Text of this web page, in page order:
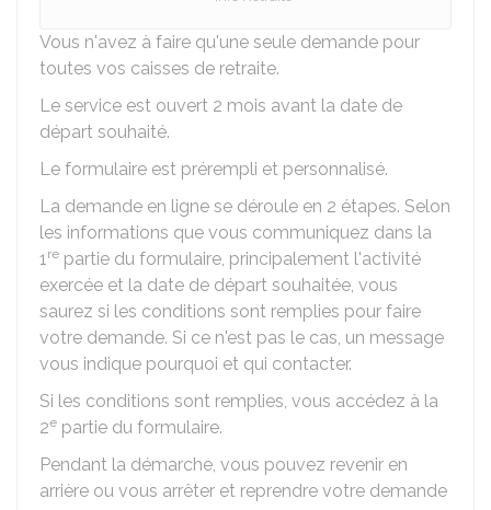
Vous n'avez à faire qu'une seule demande pour
toutes vos caisses de retraite.
Le service est ouvert 2 mois avant la date de
départ souhaité.
Le formulaire est prérempli et personnalisé.
La demande en ligne se déroule en 2 étapes. Selon
les informations que vous communiquez dans la
1re partie du formulaire, principalement l'activité
exercée et la date de départ souhaitée, vous
saurez si les conditions sont remplies pour faire
votre demande. Si ce n'est pas le cas, un message
vous indique pourquoi et qui contacter.
Si les conditions sont remplies, vous accédez à la
2e partie du formulaire.
Pendant la démarche, vous pouvez revenir en
arrière ou vous arrêter et reprendre votre demande